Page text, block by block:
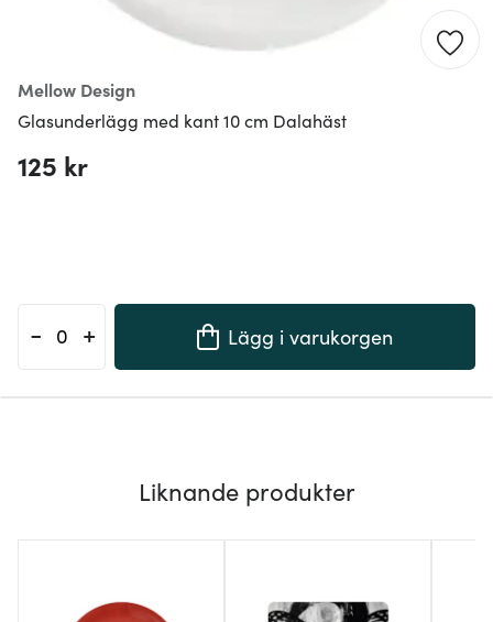
Mellow Design
Glasunderlägg med kant 10 cm Dalahäst
125 kr
- + Lägg i varukorgen
Liknande produkter